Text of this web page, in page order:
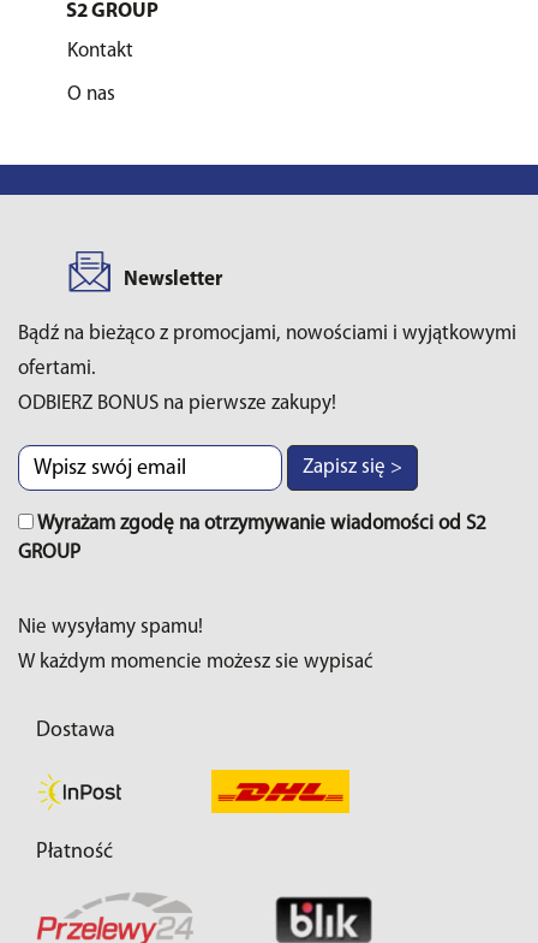
S2 GROUP
Kontakt
O nas
Newsletter
Bądź na bieżąco z promocjami, nowościami i wyjątkowymi
ofertami.
ODBIERZ BONUS na pierwsze zakupy!
Zapisz się >
Wyrażam zgodę na otrzymywanie wiadomości od S2
GROUP
Nie wysyłamy spamu!
W każdym momencie możesz sie wypisać
Dostawa
Płatność